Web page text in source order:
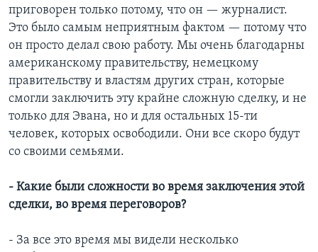
приговорен только потому, что он — журналист.
Это было самым неприятным фактом — потому что
он просто делал свою работу. Мы очень благодарны
американскому правительству, немецкому
правительству и властям других стран, которые
смогли заключить эту крайне сложную сделку, и не
только для Эвана, но и для остальных 15-ти
человек, которых освободили. Они все скоро будут
со своими семьями.
- Какие были сложности во время заключения этой
сделки, во время переговоров?
- За все это время мы видели несколько